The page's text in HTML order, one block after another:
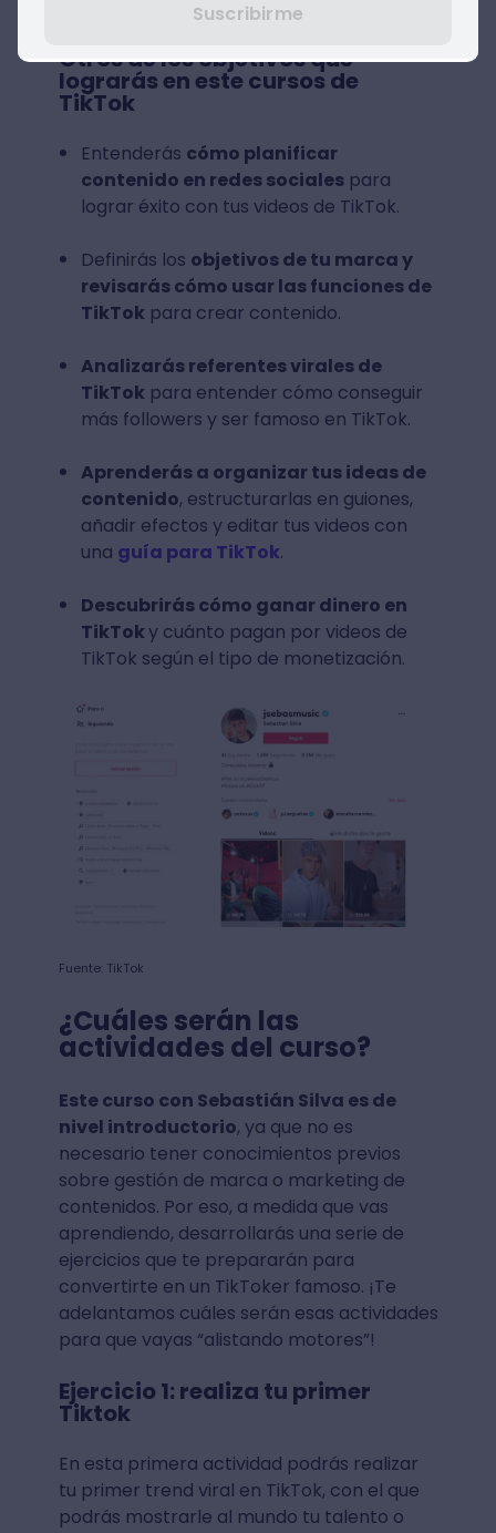
Otros de los objetivos que
lograrás en este cursos de
TikTok
Entenderás cómo planificar
contenido en redes socialespara
lograr éxito con tus videos de TikTok.
Definirás los objetivos de tu marca y
revisarás cómo usar las funciones de
TikTok para crear contenido.
Analizarás referentes virales de
TikTok para entender cómo conseguir
más followers y ser famoso en TikTok.
Aprenderás a organizar tus ideas de
contenido, estructurarlas en guiones,
añadir efectos y editar tus videos con
una guía para TikTok.
Descubrirás cómo ganar dinero en
TikToky cuánto pagan por videos de
TikTok según el tipo de monetización.
Fuente: TikTok
¿Cuáles serán las
actividades del curso?
Este curso con Sebastián Silva es de
nivel introductorio, ya que no es
necesario tener conocimientos previos
sobre gestión de marca o marketing de
contenidos. Por eso, a medida que vas
aprendiendo, desarrollarás una serie de
ejercicios que te prepararán para
convertirte en un TikToker famoso. ¡Te
adelantamos cuáles serán esas actividades
para que vayas “alistando motores”!
Ejercicio 1: realiza tu primer
Tiktok
En esta primera actividad podrás realizar
tu primer trend viral en TikTok, con el que
podrás mostrarle al mundo tu talento o
Suscribirme